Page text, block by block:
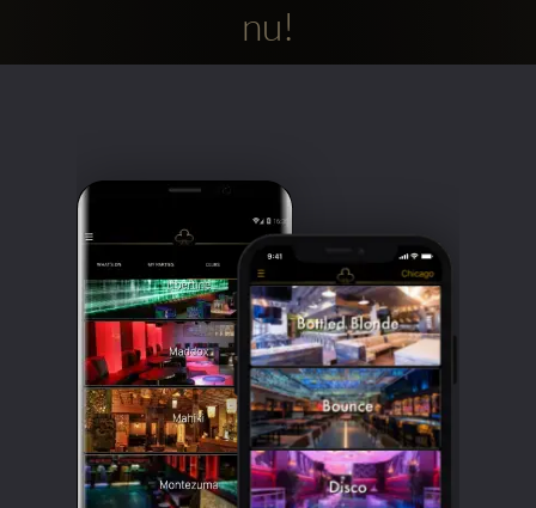
nu!